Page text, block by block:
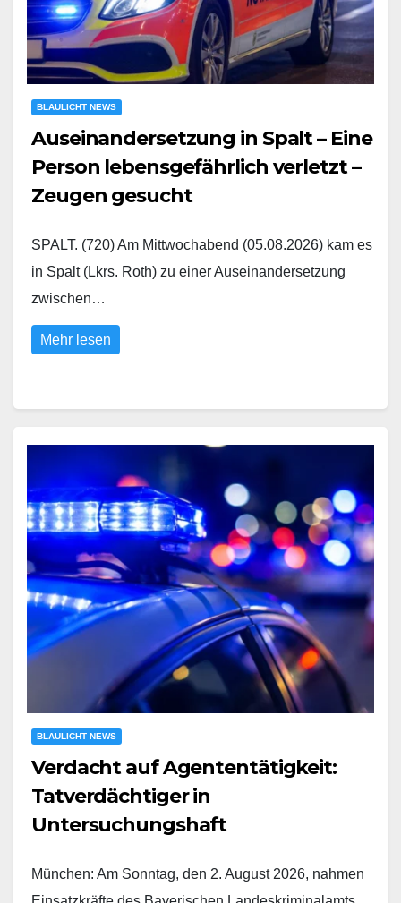
BLAULICHT NEWS
Auseinandersetzung in Spalt – Eine
Person lebensgefährlich verletzt –
Zeugen gesucht
SPALT. (720) Am Mittwochabend (05.08.2026) kam es
in Spalt (Lkrs. Roth) zu einer Auseinandersetzung
zwischen…
Mehr lesen
BLAULICHT NEWS
Verdacht auf Agententätigkeit:
Tatverdächtiger in
Untersuchungshaft
München: Am Sonntag, den 2. August 2026, nahmen